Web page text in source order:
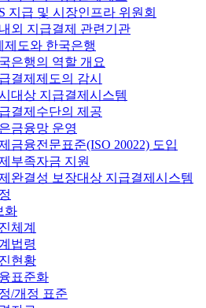
지급 및 시장인프라 위원회
외 지급결제 관련기관
제도와 한국은행
은행의 역할 개요
결제제도의 감시
대상 지급결제시스템
결제수단의 제공
금융망 운영
금융전문표준(ISO 20022) 도입
부족자금 지원
완결성 보장대상 지급결제시스템
화
체계
법령
현황
표준화
/개정 표준